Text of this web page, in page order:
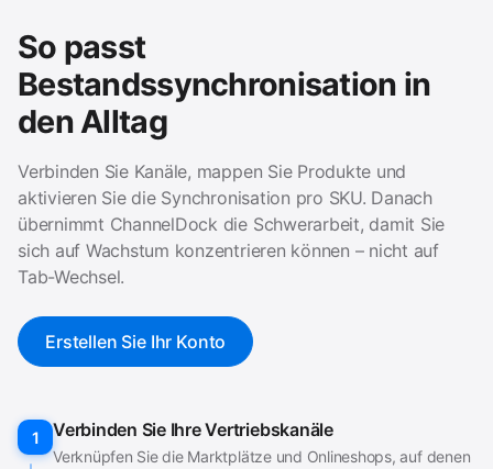
So passt
Bestandssynchronisation in
den Alltag
Verbinden Sie Kanäle, mappen Sie Produkte und
aktivieren Sie die Synchronisation pro SKU. Danach
übernimmt ChannelDock die Schwerarbeit, damit Sie
sich auf Wachstum konzentrieren können – nicht auf
Tab-Wechsel.
Erstellen Sie Ihr Konto
1 Verbinden Sie Ihre Vertriebskanäle
Verknüpfen Sie die Marktplätze und Onlineshops, auf denen